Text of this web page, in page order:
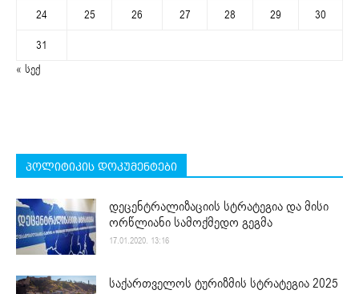
24
25 26 27 28 29
30
31
« სექ
პოლიტიკის დოკუმენტები
დეცენტრალიზაციის სტრატეგია და მისი
ორწლიანი სამოქმედო გეგმა
17.01.2020. 13:16
საქართველოს ტურიზმის სტრატეგია 2025